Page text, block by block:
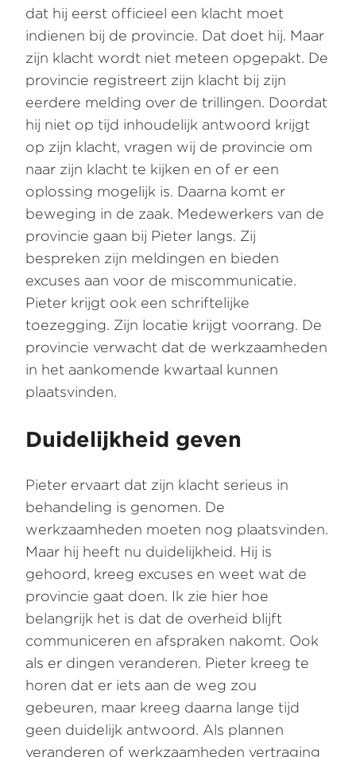
dat hij eerst officieel een klacht moet
indienen bij de provincie. Dat doet hij. Maar
zijn klacht wordt niet meteen opgepakt. De
provincie registreert zijn klacht bij zijn
eerdere melding over de trillingen. Doordat
hij niet op tijd inhoudelijk antwoord krijgt
op zijn klacht, vragen wij de provincie om
naar zijn klacht te kijken en of er een
oplossing mogelijk is. Daarna komt er
beweging in de zaak. Medewerkers van de
provincie gaan bij Pieter langs. Zij
bespreken zijn meldingen en bieden
excuses aan voor de miscommunicatie.
Pieter krijgt ook een schriftelijke
toezegging. Zijn locatie krijgt voorrang. De
provincie verwacht dat de werkzaamheden
in het aankomende kwartaal kunnen
plaatsvinden.
Duidelijkheid geven
Pieter ervaart dat zijn klacht serieus in
behandeling is genomen. De
werkzaamheden moeten nog plaatsvinden.
Maar hij heeft nu duidelijkheid. Hij is
gehoord, kreeg excuses en weet wat de
provincie gaat doen. Ik zie hier hoe
belangrijk het is dat de overheid blijft
communiceren en afspraken nakomt. Ook
als er dingen veranderen. Pieter kreeg te
horen dat er iets aan de weg zou
gebeuren, maar kreeg daarna lange tijd
geen duidelijk antwoord. Als plannen
veranderen of werkzaamheden vertraging